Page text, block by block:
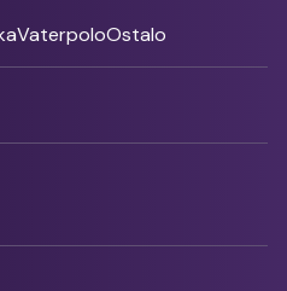
VaterpoloOstalo